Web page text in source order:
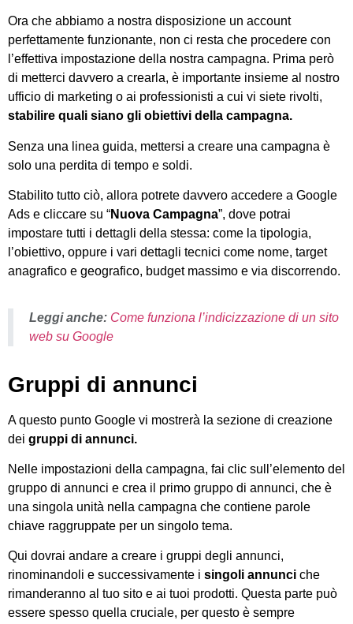
Ora che abbiamo a nostra disposizione un account
perfettamente funzionante, non ci resta che procedere con
l’effettiva impostazione della nostra campagna. Prima però
di metterci davvero a crearla, è importante insieme al nostro
ufficio di marketing o ai professionisti a cui vi siete rivolti,
stabilire quali siano gli obiettivi della campagna.
Senza una linea guida, mettersi a creare una campagna è
solo una perdita di tempo e soldi.
Stabilito tutto ciò, allora potrete davvero accedere a Google
Ads e cliccare su “Nuova Campagna”, dove potrai
impostare tutti i dettagli della stessa: come la tipologia,
l’obiettivo, oppure i vari dettagli tecnici come nome, target
anagrafico e geografico, budget massimo e via discorrendo.
Leggi anche: Come funziona l’indicizzazione di un sito
web su Google
Gruppi di annunci
A questo punto Google vi mostrerà la sezione di creazione
dei gruppi di annunci.
Nelle impostazioni della campagna, fai clic sull’elemento del
gruppo di annunci e crea il primo gruppo di annunci, che è
una singola unità nella campagna che contiene parole
chiave raggruppate per un singolo tema.
Qui dovrai andare a creare i gruppi degli annunci,
rinominandoli e successivamente i singoli annunci che
rimanderanno al tuo sito e ai tuoi prodotti. Questa parte può
essere spesso quella cruciale, per questo è sempre